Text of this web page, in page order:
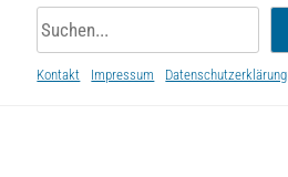
Suchen
Kontakt Impressum Datenschutzerklärung